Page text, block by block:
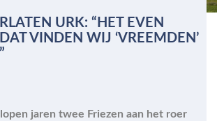
URK: “HET EVEN
DAT VINDEN WIJ ‘VREEMDEN’
jaren twee Friezen aan het roer